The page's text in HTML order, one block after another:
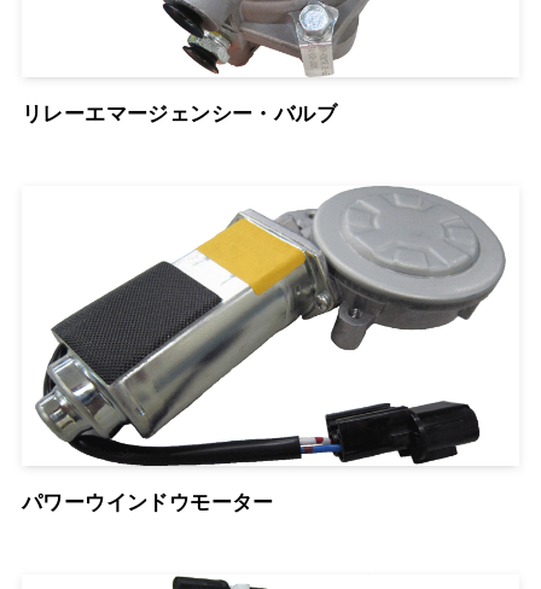
リレーエマージェンシー・バルブ
パワーウインドウモーター